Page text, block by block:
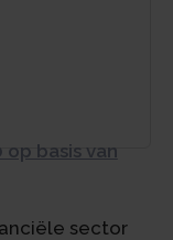
basis van
sector